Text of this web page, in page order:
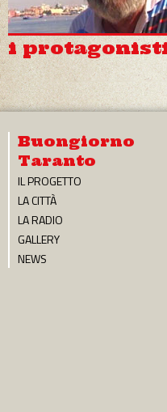
A scuola di
di S.G.
Lo sguardo di uno
documentario Dedicato ai
Taranto, ma indirizzato ...
i
Buongiorno
Taranto
IL PROGETTO
LA CITTÀ
LA RADIO
GALLERY
NEWS